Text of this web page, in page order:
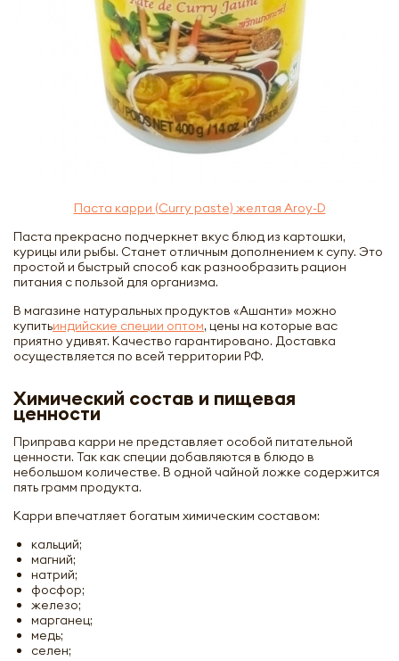
Паста карри (Curry paste) желтая Aroy-D
Паста прекрасно подчеркнет вкус блюд из картошки,
курицы или рыбы. Станет отличным дополнением к супу. Это
простой и быстрый способ как разнообразить рацион
питания с пользой для организма.
В магазине натуральных продуктов «Ашанти» можно
купитьиндийские специи оптом, цены на которые вас
приятно удивят. Качество гарантировано. Доставка
осуществляется по всей территории РФ.
Химический состав и пищевая
ценности
Приправа карри не представляет особой питательной
ценности. Так как специи добавляются в блюдо в
небольшом количестве. В одной чайной ложке содержится
пять грамм продукта.
Карри впечатляет богатым химическим составом:
кальций;
магний;
натрий;
фосфор;
железо;
марганец;
медь;
селен;